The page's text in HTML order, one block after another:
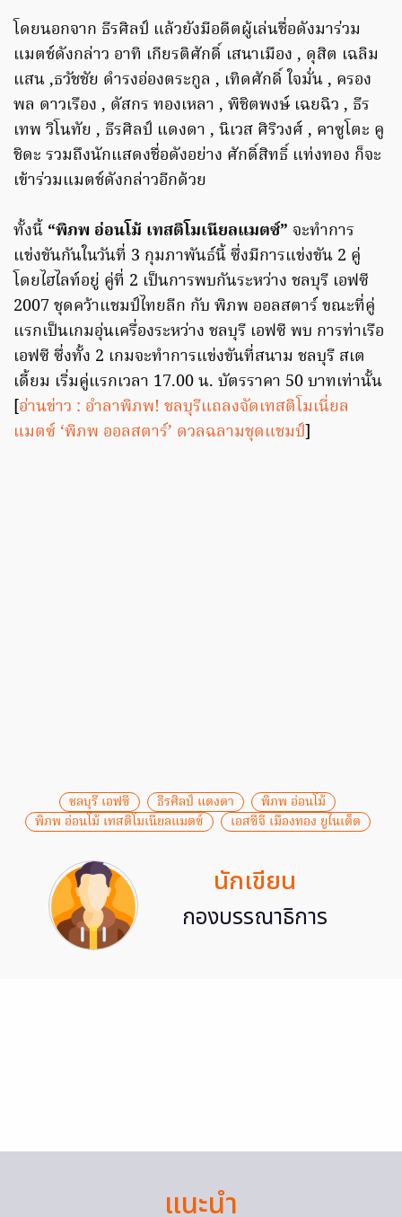
โดยนอกจาก ธีรศิลป์ แล้วยังมีอดีตผู้เล่นชื่อดังมาร่วม
แมตช์ดังกล่าว อาทิ เกียรติศักดิ์ เสนาเมือง , ดุสิต เฉลิม
แสน ,ธวัชชัย ดำรงอ่องตระกูล , เทิดศักดิ์ ใจมั่น , ครอง
พล ดาวเรือง , ดัสกร ทองเหลา , พิชิตพงษ์ เฉยฉิว , ธีร
เทพ วิโนทัย , ธีรศิลป์ แดงดา , นิเวส ศิริวงศ์ , คาซูโตะ คู
ชิดะ รวมถึงนักแสดงชื่อดังอย่าง ศักดิ์สิทธิ์ แท่งทอง ก็จะ
เข้าร่วมแมตช์ดังกล่าวอีกด้วย
ทั้งนี้ “พิภพ อ่อนโม้ เทสติโมเนียลแมตซ์” จะทำการ
แข่งขันกันในวันที่ 3 กุมภาพันธ์นี้ ซึ่งมีการแข่งขัน 2 คู่
โดยไฮไลท์อยู่ คู่ที่ 2 เป็นการพบกันระหว่าง ชลบุรี เอฟซี
2007 ชุดคว้าแชมป์ไทยลีก กับ พิภพ ออลสตาร์ ขณะที่คู่
แรกเป็นเกมอุ่นเครื่องระหว่าง ชลบุรี เอฟซี พบ การท่าเรือ
เอฟซี ซึ่งทั้ง 2 เกมจะทำการแข่งขันที่สนาม ชลบุรี สเต
เดี้ยม เริ่มคู่แรกเวลา 17.00 น. บัตรราคา 50 บาทเท่านั้น
[อ่านข่าว : อำลาพิภพ! ชลบุรีแถลงจัดเทสติโมเนี่ยล
แมตซ์ ‘พิภพ ออลสตาร์’ ดวลฉลามชุดแชมป์]
ชลบุรี เอฟซี ธีรศิลป์ แดงดา
พิภพ อ่อนโม้
พิภพ อ่อนโม้ เทสติโมเนียลแมตซ์
เอสซีจี เมืองทอง ยูไนเต็ด
นักเขียน
กองบรรณาธิการ
แนะนำ